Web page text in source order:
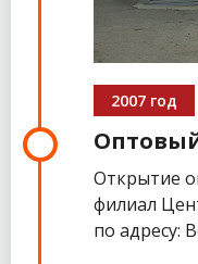
2007 год
Открытие
филиал
по адресу: